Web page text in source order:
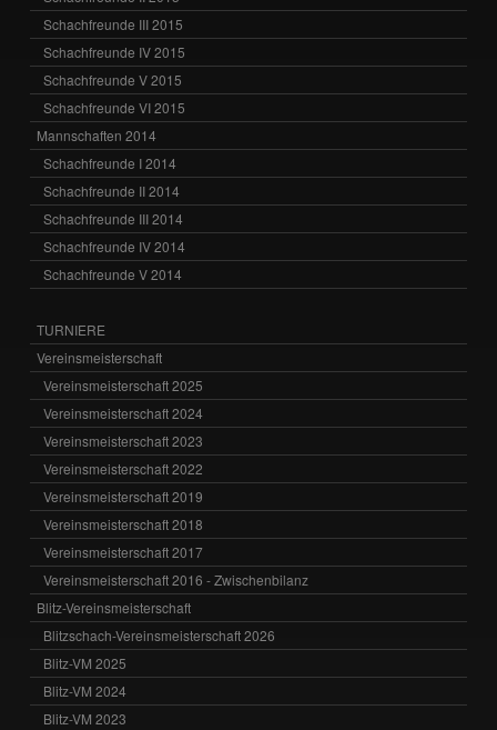
Schachfreunde III 2015
Schachfreunde IV 2015
Schachfreunde V 2015
Schachfreunde VI 2015
Mannschaften 2014
Schachfreunde I 2014
Schachfreunde II 2014
Schachfreunde III 2014
Schachfreunde IV 2014
Schachfreunde V 2014
TURNIERE
Vereinsmeisterschaft
Vereinsmeisterschaft 2025
Vereinsmeisterschaft 2024
Vereinsmeisterschaft 2023
Vereinsmeisterschaft 2022
Vereinsmeisterschaft 2019
Vereinsmeisterschaft 2018
Vereinsmeisterschaft 2017
Vereinsmeisterschaft 2016 - Zwischenbilanz
Blitz-Vereinsmeisterschaft
Blitzschach-Vereinsmeisterschaft 2026
Blitz-VM 2025
Blitz-VM 2024
Blitz-VM 2023